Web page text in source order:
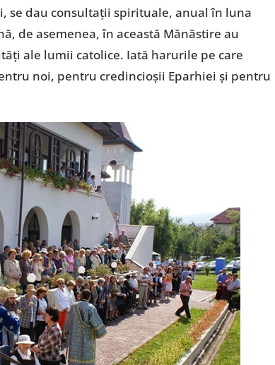
se dau consultaţii spirituale, anual în luna
de asemenea, în această Mănăstire au
ale lumii catolice. Iată harurile pe care
noi, pentru credincioşii Eparhiei şi pentru